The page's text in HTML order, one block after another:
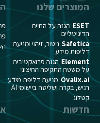
המוצרים שלנו
ESET-הגנה על החיים
הדיגיטליים
Safetica-ניטור, זיהוי ומניעת
דליפות מידע
Element-הגנה פרואקטיבית
על משטח התקיפה החיצוני
Ovalix.ai-מניעת דליפת מידע
רגיש, בקרה ושליטה ביישומי AI
קטלוג
חדשות